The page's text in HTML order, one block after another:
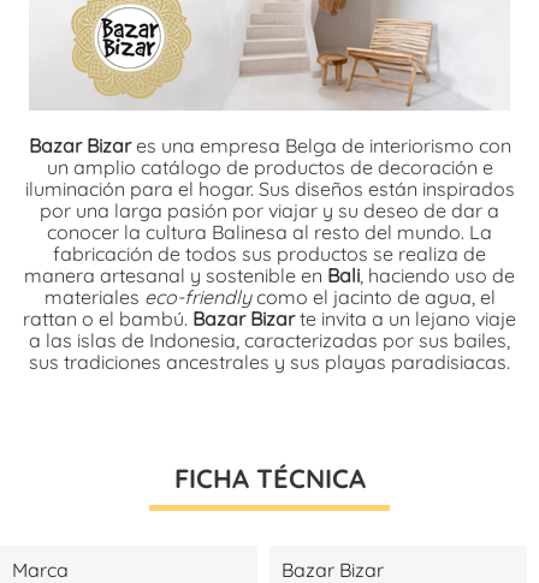
Bazar Bizares una empresa Belga de interiorismo con
un amplio catálogo de productos de decoración e
iluminación para el hogar. Sus diseños están inspirados
por una larga pasión por viajar y su deseo de dar a
conocer la cultura Balinesa al resto del mundo. La
fabricación de todos sus productos se realiza de
manera artesanal y sostenible en Bali , haciendo uso de
materiales eco-friendlycomo el jacinto de agua, el
rattan o el bambú. Bazar Bizarte invita a un lejano viaje
a las islas de Indonesia, caracterizadas por sus bailes,
sus tradiciones ancestrales y sus playas paradisiacas.
FICHA TÉCNICA
Marca Bazar Bizar